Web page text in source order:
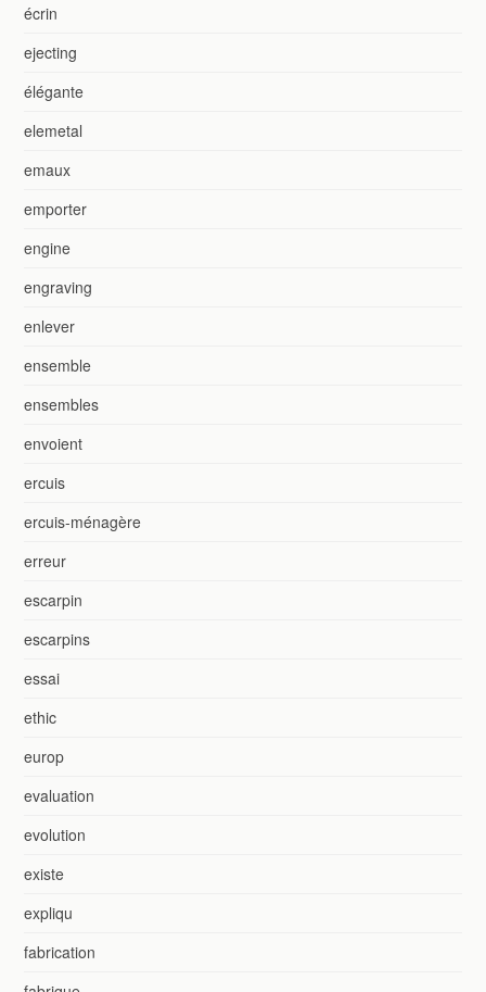
écrin
ejecting
élégante
elemetal
emaux
emporter
engine
engraving
enlever
ensemble
ensembles
envoient
ercuis
ercuis-ménagère
erreur
escarpin
escarpins
essai
ethic
europ
evaluation
evolution
existe
expliqu
fabrication